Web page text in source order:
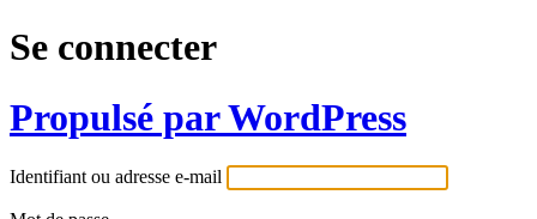
Se connecter
Propulsé par WordPress
Identifiant ou adresse e-mail